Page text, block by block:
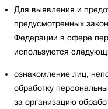
Для выявления и
предусмотренных
Федерации в сфере
используются
ознакомление лиц,
обработку
за организацию